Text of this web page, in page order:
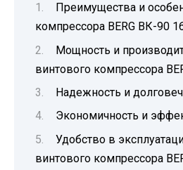
Преимущества и
компрессора BERG ВК-90
Мощность и
винтового компрессора
Надежность и
Экономичность и
Удобство в
винтового компрессора